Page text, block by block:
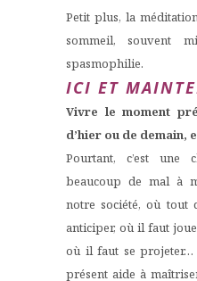
Petit plus, la
sommeil, souvent
spasmophilie.
ICI ET
Vivre le moment
d’hier ou de demain,
Pourtant, c’est une
beaucoup de mal à
notre société, où
anticiper, où il faut
où il faut se
présent aide à